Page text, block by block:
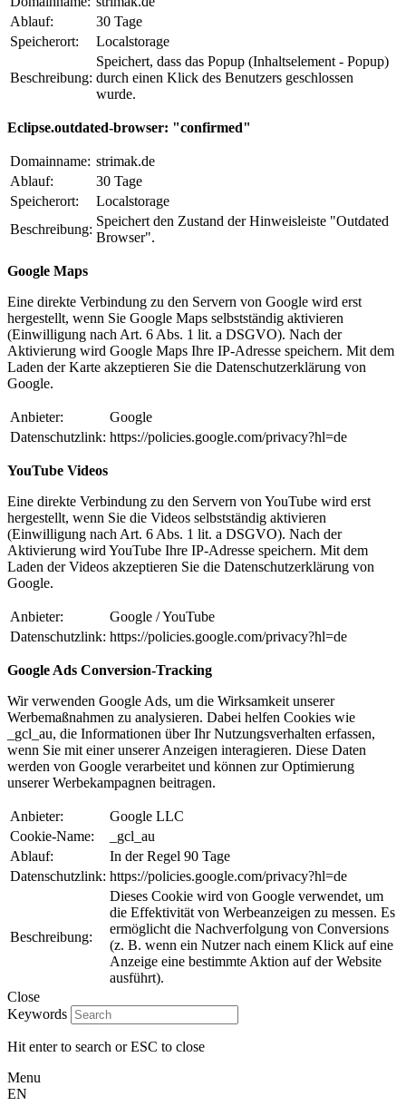
Ablauf:
30 Tage
Speicherort:
Localstorage
Beschreibung:
Speichert, dass das Popup (Inhaltselement - Popup)
durch einen Klick des Benutzers geschlossen
wurde.
Eclipse.outdated-browser: "confirmed"
Domainname: strimak.de
Ablauf:
30 Tage
Speicherort:
Localstorage
Beschreibung:
Speichert den Zustand der Hinweisleiste "Outdated
Browser".
Google Maps
Eine direkte Verbindung zu den Servern von Google wird erst
hergestellt, wenn Sie Google Maps selbstständig aktivieren
(Einwilligung nach Art. 6 Abs. 1 lit. a DSGVO). Nach der
Aktivierung wird Google Maps Ihre IP-Adresse speichern. Mit dem
Laden der Karte akzeptieren Sie die Datenschutzerklärung von
Google.
Anbieter:
Google
Datenschutzlink: https://policies.google.com/privacy?hl=de
YouTube Videos
Eine direkte Verbindung zu den Servern von YouTube wird erst
hergestellt, wenn Sie die Videos selbstständig aktivieren
(Einwilligung nach Art. 6 Abs. 1 lit. a DSGVO). Nach der
Aktivierung wird YouTube Ihre IP-Adresse speichern. Mit dem
Laden der Videos akzeptieren Sie die Datenschutzerklärung von
Google.
Anbieter:
Google / YouTube
Datenschutzlink: https://policies.google.com/privacy?hl=de
Google Ads Conversion-Tracking
Wir verwenden Google Ads, um die Wirksamkeit unserer
Werbemaßnahmen zu analysieren. Dabei helfen Cookies wie
_gcl_au, die Informationen über Ihr Nutzungsverhalten erfassen,
wenn Sie mit einer unserer Anzeigen interagieren. Diese Daten
werden von Google verarbeitet und können zur Optimierung
unserer Werbekampagnen beitragen.
Anbieter:
Google LLC
Cookie-Name:
_gcl_au
Ablauf:
In der Regel 90 Tage
Datenschutzlink: https://policies.google.com/privacy?hl=de
Beschreibung:
Dieses Cookie wird von Google verwendet, um
die Effektivität von Werbeanzeigen zu messen. Es
ermöglicht die Nachverfolgung von Conversions
(z. B. wenn ein Nutzer nach einem Klick auf eine
Anzeige eine bestimmte Aktion auf der Website
ausführt).
Close
Keywords
Hit enter to search or ESC to close
Menu
EN